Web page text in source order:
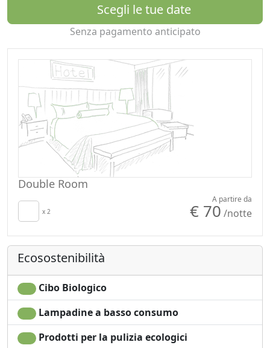
Scegli le tue date
Senza pagamento anticipato
Double Room
x 2
A partire da
€ 70 /notte
Ecosostenibilità
Cibo Biologico
Lampadine a basso consumo
Prodotti per la pulizia ecologici